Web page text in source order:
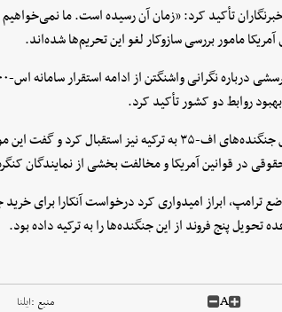
تأکید کرد: «زمان آن رسیده است. ما نمی‌خواهیم
مامور بررسی سازوکار لغو این تحریم‌ها شده‌اند.
بهبود روابط دو کشور تأکید کرد.
وی در ادامه از احتمال فروش جنگنده‌های اف-۳۵ به ترکیه
در قوانین آمریکا و مخالفت بخشی از نمایندگان
پنج فروند از این جنگنده‌ها را به ترکیه داده بود.
A منبع :ایلنا